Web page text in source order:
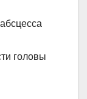
головы